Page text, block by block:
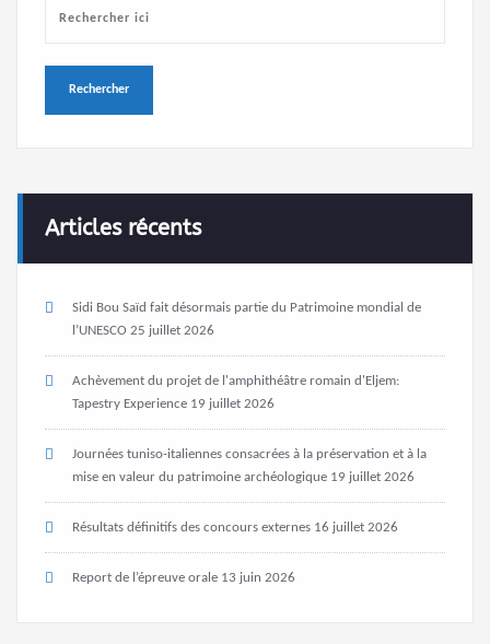
Articles récents
Sidi Bou Saïd fait désormais partie du Patrimoine mondial de
l’UNESCO 25 juillet 2026
Achèvement du projet de l'amphithéâtre romain d'Eljem:
Tapestry Experience 19 juillet 2026
Journées tuniso-italiennes consacrées à la préservation et à la
mise en valeur du patrimoine archéologique 19 juillet 2026
Résultats définitifs des concours externes 16 juillet 2026
Report de l’épreuve orale 13 juin 2026